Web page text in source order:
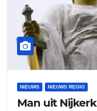
NIEUWS NIEUWS REGIO
Man uit